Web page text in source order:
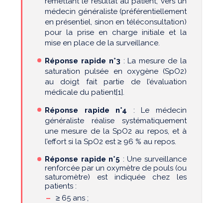
médecin généraliste (préférentiellement
en présentiel, sinon en téléconsultation)
pour la prise en charge initiale et la
mise en place de la surveillance.
Réponse rapide n°3 : La mesure de la
saturation pulsée en oxygène (SpO2)
au doigt fait partie de l’évaluation
médicale du patient[1].
Réponse rapide n°4 : Le médecin
généraliste réalise systématiquement
une mesure de la SpO2 au repos, et à
l’effort si la SpO2 est ≥ 96 % au repos.
Réponse rapide n°5 : Une surveillance
renforcée par un oxymètre de pouls (ou
saturomètre) est indiquée chez les
patients :
≥ 65 ans ;